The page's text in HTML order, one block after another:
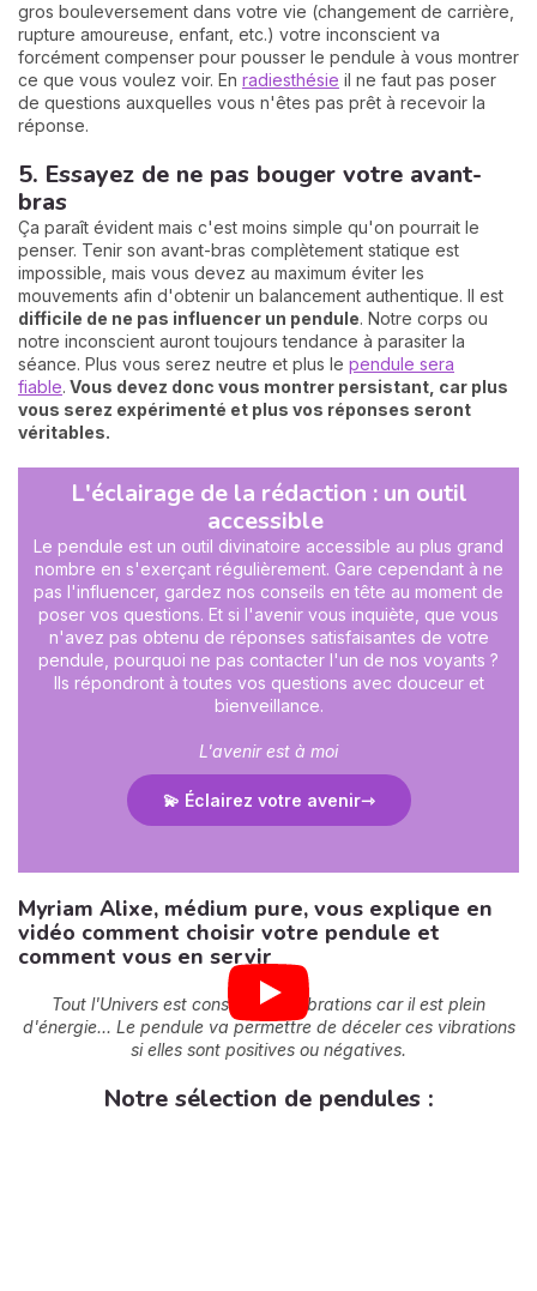
gros bouleversement dans votre vie (changement de carrière,
rupture amoureuse, enfant, etc.) votre inconscient va
forcément compenser pour pousser le pendule à vous montrer
ce que vous voulez voir. En radiesthésie il ne faut pas poser
de questions auxquelles vous n'êtes pas prêt à recevoir la
réponse.
5. Essayez de ne pas bouger votre avant-
bras
Ça paraît évident mais c'est moins simple qu'on pourrait le
penser. Tenir son avant-bras complètement statique est
impossible, mais vous devez au maximum éviter les
mouvements afin d'obtenir un balancement authentique. Il est
difficile de ne pas influencer un pendule. Notre corps ou
notre inconscient auront toujours tendance à parasiter la
séance. Plus vous serez neutre et plus le pendule sera
fiable. Vous devez donc vous montrer persistant, car plus
vous serez expérimenté et plus vos réponses seront
véritables.
L'éclairage de la rédaction : un outil
accessible
Le pendule est un outil divinatoire accessible au plus grand
nombre en s'exerçant régulièrement. Gare cependant à ne
pas l'influencer, gardez nos conseils en tête au moment de
poser vos questions. Et si l'avenir vous inquiète, que vous
n'avez pas obtenu de réponses satisfaisantes de votre
pendule, pourquoi ne pas contacter l'un de nos voyants ?
Ils répondront à toutes vos questions avec douceur et
bienveillance.
L'avenir est à moi
💫 Éclairez votre avenir
Myriam Alixe, médium pure, vous explique en
vidéo comment choisir votre pendule et
comment vous en servir
Tout l'Univers est constitué de vibrations car il est plein
d'énergie... Le pendule va permettre de déceler ces vibrations
si elles sont positives ou négatives.
Notre sélection de pendules :